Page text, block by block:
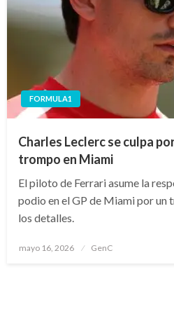
FORMULA1
Charles Leclerc se culpa
trompo en Miami
El piloto de Ferrari asume la
podio en el GP de Miami por
los detalles.
Publicado
mayo 16, 2026 GenC